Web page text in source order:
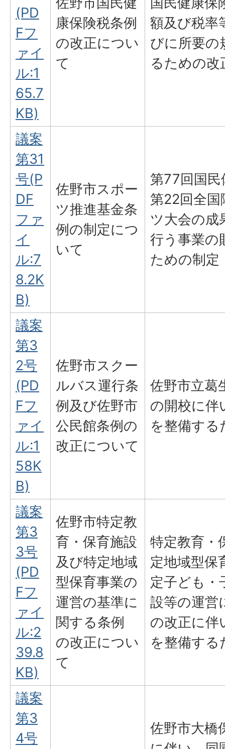
(PD
Fフ
ァイ
ル:1
65.7
KB)
康保険税条例
の改正につい
て
額及び税率
びに所要の
るための改
議案
第31
号(P
DF
ファ
イ
ル:7
8.2K
B)
佐野市スポー
ツ推進基金条
例の制定につ
いて
第77回国
第22回全
ツ大会の成
行う事業の
ための制定
議案
第3
2号
(PD
Fフ
ァイ
ル:1
58K
B)
佐野市スクー
ルバス運行条
例及び佐野市
公民館条例の
改正について
佐野市立葛
の開校に伴
を整備する
議案
第3
3号
(PD
Fフ
ァイ
ル:2
39.8
KB)
佐野市特定教
育・保育施設
及び特定地域
型保育事業の
運営の基準に
関する条例
の改正につい
て
特定教育・
定地域型保
定子ども・
設等の運営
の改正に伴
を整備する
議案
第3
4号
佐野市大橋